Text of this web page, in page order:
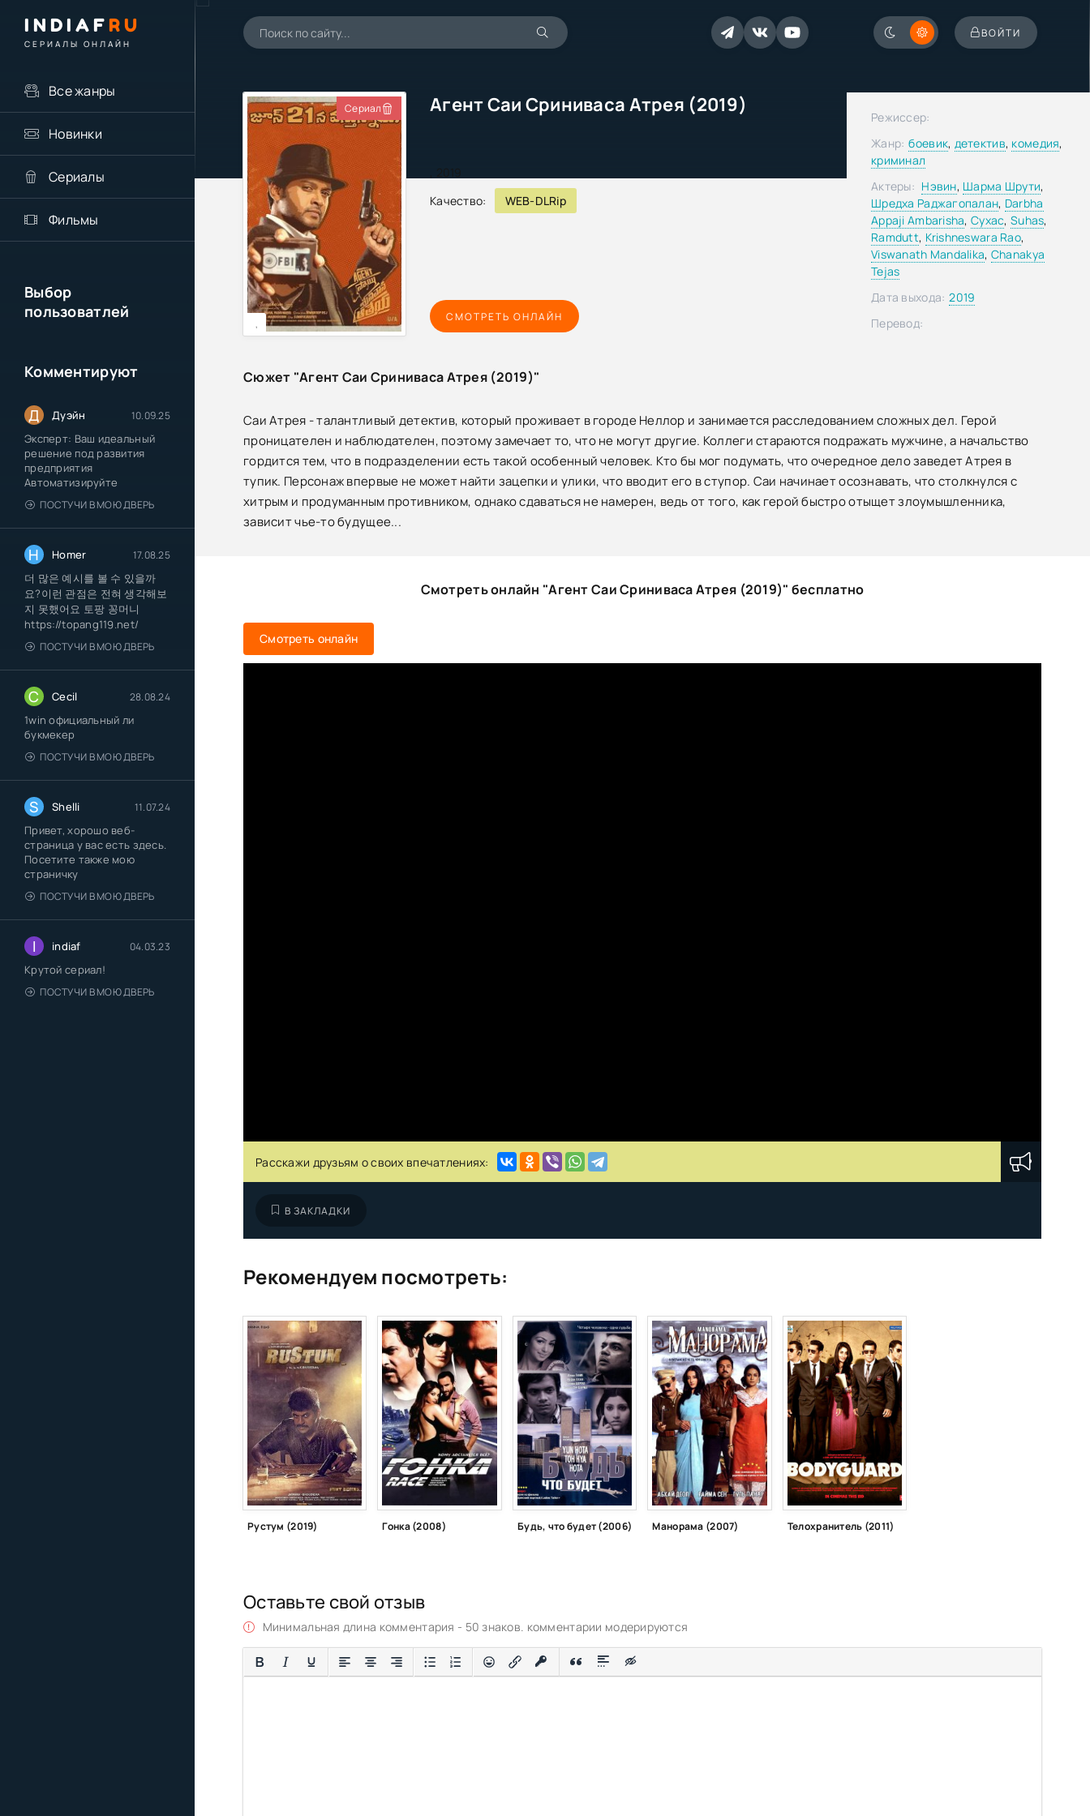
INDIAFRU
СЕРИАЛЫ ОНЛАЙН
ВОЙТИ
Все жанры
Новинки
Сериалы
Фильмы
Выбор
пользоватлей
Комментируют
Д Дуэйн 10.09.25
Эксперт: Ваш идеальный
решение под развития
предприятия
Автоматизируйте
ПОСТУЧИ В МОЮ ДВЕРЬ
H Homer 17.08.25
더 많은 예시를 볼 수 있을까
요?이런 관점은 전혀 생각해보
지 못했어요 토팡 꽁머니
https://topang119.net/
ПОСТУЧИ В МОЮ ДВЕРЬ
C Cecil 28.08.24
1win официальный ли
букмекер
ПОСТУЧИ В МОЮ ДВЕРЬ
S Shelli 11.07.24
Привет, хорошо веб-
страница у вас есть здесь.
Посетите также мою
страничку
ПОСТУЧИ В МОЮ ДВЕРЬ
I indiaf 04.03.23
Крутой сериал!
ПОСТУЧИ В МОЮ ДВЕРЬ
Агент Саи Сриниваса Атрея (2019)
2019
Качество:
WEB-DLRip
Сериал
,
СМОТРЕТЬ ОНЛАЙН
Режиссер:
Жанр: боевик, детектив, комедия,
криминал
Актеры: Нэвин, Шарма Шрути,
Шредха Раджагопалан, Darbha
Appaji Ambarisha,Сухас, Suhas,
Ramdutt, Krishneswara Rao,
Viswanath Mandalika, Chanakya
Tejas
Дата выхода: 2019
Перевод:
Сюжет "Агент Саи Сриниваса Атрея (2019)"
Саи Атрея - талантливый детектив, который проживает в городе Неллор и занимается расследованием сложных дел. Герой
проницателен и наблюдателен, поэтому замечает то, что не могут другие. Коллеги стараются подражать мужчине, а начальство
гордится тем, что в подразделении есть такой особенный человек. Кто бы мог подумать, что очередное дело заведет Атрея в
тупик. Персонаж впервые не может найти зацепки и улики, что вводит его в ступор. Саи начинает осознавать, что столкнулся с
хитрым и продуманным противником, однако сдаваться не намерен, ведь от того, как герой быстро отыщет злоумышленника,
зависит чье-то будущее...
Смотреть онлайн "Агент Саи Сриниваса Атрея (2019)" бесплатно
Смотреть онлайн
Расскажи друзьям о своих впечатлениях:
В ЗАКЛАДКИ
Рекомендуем посмотреть:
Рустум (2019) Гонка (2008) Будь, что будет (2006) Манорама (2007) Телохранитель (2011)
Оставьте свой отзыв
Минимальная длина комментария - 50 знаков. комментарии модерируются